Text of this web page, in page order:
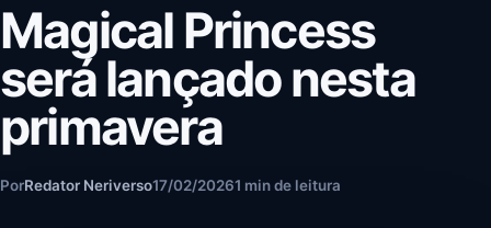
Magical Princess
será lançado nesta
primavera
PorRedator Neriverso17/02/20261 min de leitura